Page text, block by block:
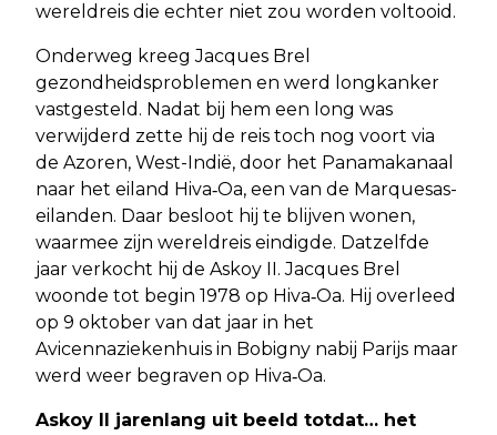
wereldreis die echter niet zou worden voltooid.
Onderweg kreeg Jacques Brel
gezondheidsproblemen en werd longkanker
vastgesteld. Nadat bij hem een long was
verwijderd zette hij de reis toch nog voort via
de Azoren, West-Indië, door het Panamakanaal
naar het eiland Hiva‑Oa, een van de Marquesas-
eilanden. Daar besloot hij te blijven wonen,
waarmee zijn wereldreis eindigde. Datzelfde
jaar verkocht hij de Askoy II. Jacques Brel
woonde tot begin 1978 op Hiva‑Oa. Hij overleed
op 9 oktober van dat jaar in het
Avicennaziekenhuis in Bobigny nabij Parijs maar
werd weer begraven op Hiva‑Oa.
Askoy II jarenlang uit beeld totdat… het